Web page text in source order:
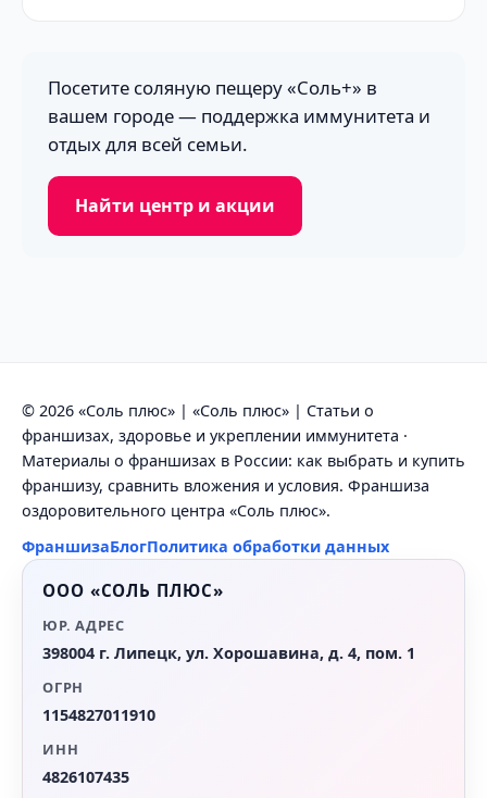
Посетите соляную пещеру «Соль+» в
вашем городе — поддержка иммунитета и
отдых для всей семьи.
Найти центр и акции
© 2026 «Соль плюс» | «Соль плюс» | Статьи о
франшизах, здоровье и укреплении иммунитета ·
Материалы о франшизах в России: как выбрать и купить
франшизу, сравнить вложения и условия. Франшиза
оздоровительного центра «Соль плюс».
ФраншизаБлогПолитика обработки данных
ООО «СОЛЬ ПЛЮС»
ЮР. АДРЕС
398004 г. Липецк, ул. Хорошавина, д. 4, пом. 1
ОГРН
1154827011910
ИНН
4826107435